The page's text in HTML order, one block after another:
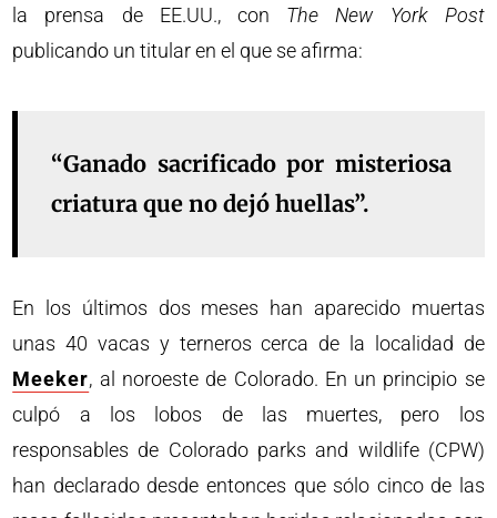
la prensa de EE.UU., con The New York Post
publicando un titular en el que se afirma:
“Ganado sacrificado por misteriosa
criatura que no dejó huellas”.
En los últimos dos meses han aparecido muertas
unas 40 vacas y terneros cerca de la localidad de
Meeker, al noroeste de Colorado. En un principio se
culpó a los lobos de las muertes, pero los
responsables de Colorado parks and wildlife (CPW)
han declarado desde entonces que sólo cinco de las